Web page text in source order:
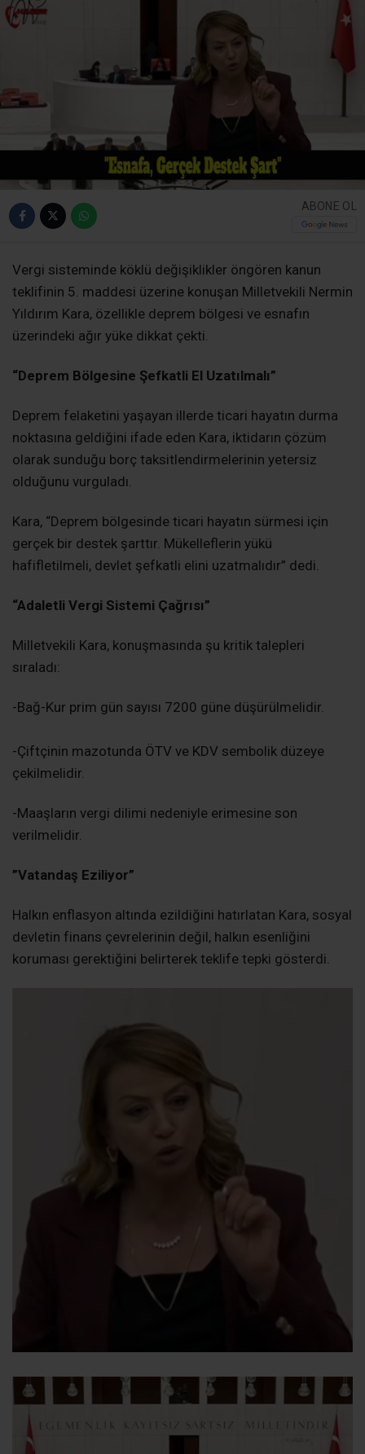
ABONE OL
Vergi sisteminde köklü değişiklikler öngören kanun
teklifinin 5. maddesi üzerine konuşan Milletvekili Nermin
Yıldırım Kara, özellikle deprem bölgesi ve esnafın
üzerindeki ağır yüke dikkat çekti.
“​Deprem Bölgesine Şefkatli El Uzatılmalı”
Deprem felaketini yaşayan illerde ticari hayatın durma
noktasına geldiğini ifade eden Kara, iktidarın çözüm
olarak sunduğu borç taksitlendirmelerinin yetersiz
olduğunu vurguladı.
Kara, “Deprem bölgesinde ticari hayatın sürmesi için
gerçek bir destek şarttır. Mükelleflerin yükü
hafifletilmeli, devlet şefkatli elini uzatmalıdır” dedi.
“​Adaletli Vergi Sistemi Çağrısı”
Milletvekili Kara, konuşmasında şu kritik talepleri
sıraladı:
​-Bağ-Kur prim gün sayısı 7200 güne düşürülmelidir.
-Çiftçinin mazotunda ÖTV ve KDV sembolik düzeye
çekilmelidir.
​-Maaşların vergi dilimi nedeniyle erimesine son
verilmelidir.
​”Vatandaş Eziliyor”
Halkın enflasyon altında ezildiğini hatırlatan Kara, sosyal
devletin finans çevrelerinin değil, halkın esenliğini
koruması gerektiğini belirterek teklife tepki gösterdi.